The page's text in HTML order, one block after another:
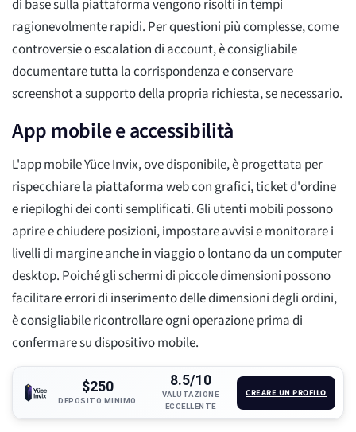
di base sulla piattaforma vengono risolti in tempi
ragionevolmente rapidi. Per questioni più complesse, come
controversie o escalation di account, è consigliabile
documentare tutta la corrispondenza e conservare
screenshot a supporto della propria richiesta, se necessario.
App mobile e accessibilità
L'app mobile Yüce Invix, ove disponibile, è progettata per
rispecchiare la piattaforma web con grafici, ticket d'ordine
e riepiloghi dei conti semplificati. Gli utenti mobili possono
aprire e chiudere posizioni, impostare avvisi e monitorare i
livelli di margine anche in viaggio o lontano da un computer
desktop. Poiché gli schermi di piccole dimensioni possono
facilitare errori di inserimento delle dimensioni degli ordini,
è consigliabile ricontrollare ogni operazione prima di
confermare su dispositivo mobile.
$250
DEPOSITO MINIMO
8.5/10
VALUTAZIONE
ECCELLENTE
CREARE UN PROFILO